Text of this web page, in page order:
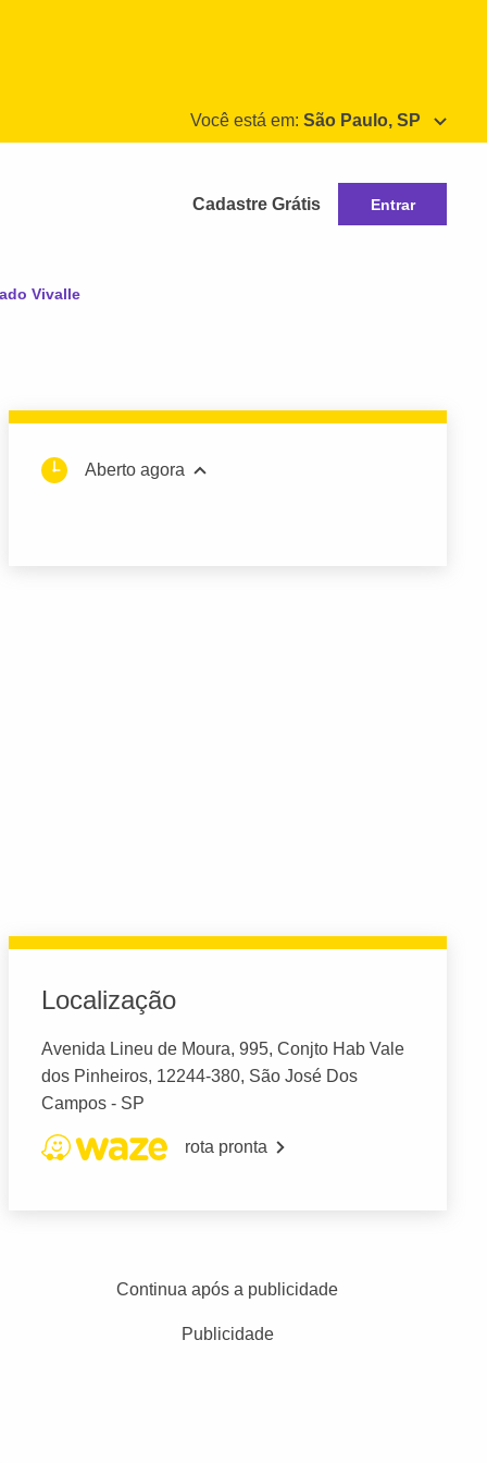
Você está em: São Paulo, SP
Cadastre Grátis Entrar
Vivalle
Aberto agora
Localização
Avenida Lineu de Moura, 995, Conjto Hab Vale
dos Pinheiros, 12244-380, São José Dos
Campos - SP
rota pronta
Continua após a publicidade
Publicidade